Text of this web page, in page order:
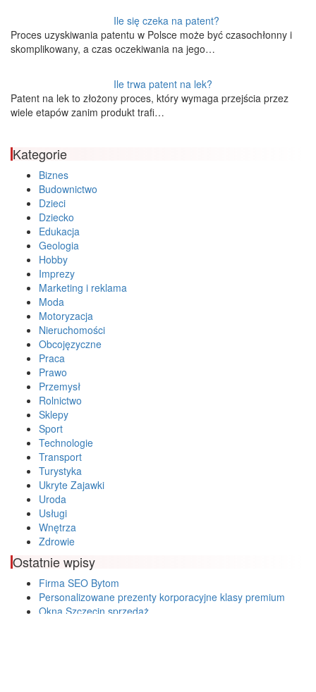
Ile się czeka na patent?
Proces uzyskiwania patentu w Polsce może być czasochłonny i
skomplikowany, a czas oczekiwania na jego…
Ile trwa patent na lek?
Patent na lek to złożony proces, który wymaga przejścia przez
wiele etapów zanim produkt trafi…
Kategorie
Biznes
Budownictwo
Dzieci
Dziecko
Edukacja
Geologia
Hobby
Imprezy
Marketing i reklama
Moda
Motoryzacja
Nieruchomości
Obcojęzyczne
Praca
Prawo
Przemysł
Rolnictwo
Sklepy
Sport
Technologie
Transport
Turystyka
Ukryte Zajawki
Uroda
Usługi
Wnętrza
Zdrowie
Ostatnie wpisy
Firma SEO Bytom
Personalizowane prezenty korporacyjne klasy premium
Okna Szczecin sprzedaż